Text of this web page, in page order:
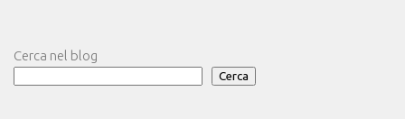
Cerca nel blog
Cerca